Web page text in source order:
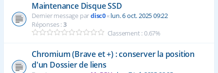
Maintenance Disque SSD
Dernier message pardisc0«lun. 6 oct. 2025 09:22
Réponses :3
Classement : 0.67%
Chromium (Brave et +) : conserver la position
d'un Dossier de liens